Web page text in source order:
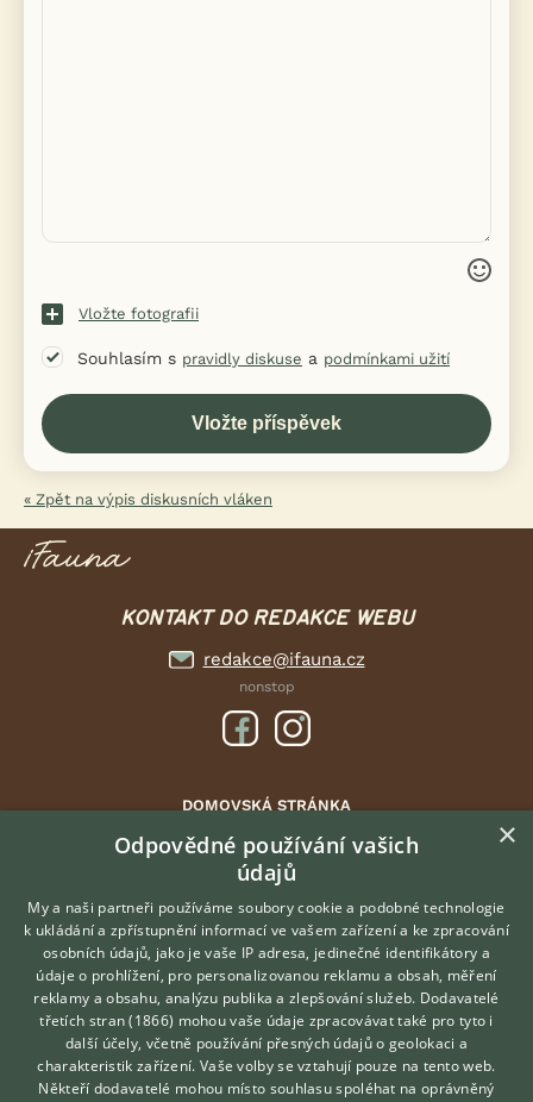
Vložte fotografii
Souhlasím s pravidly diskuse a podmínkami užití
« Zpět na výpis diskusních vláken
KONTAKT DO REDAKCE WEBU
redakce@ifauna.cz
nonstop
DOMOVSKÁ STRÁNKA
INZERCE
DISKUSE
ČLÁNKY
ATLAS
O nás
Kontakt
Možnosti zvýraznění inzerátů
Podmínky užití
Hledáte zvířecího kamaráda?
Zdarma vám poradí
VETERINÁŘ ONLINE
×
Odpovědné používání vašich
údajů
My a naši partneři používáme soubory cookie a podobné technologie
k ukládání a zpřístupnění informací ve vašem zařízení a ke zpracování
osobních údajů, jako je vaše IP adresa, jedinečné identifikátory a
údaje o prohlížení, pro personalizovanou reklamu a obsah, měření
reklamy a obsahu, analýzu publika a zlepšování služeb. Dodavatelé
třetích stran (1866) mohou vaše údaje zpracovávat také pro tyto i
další účely, včetně používání přesných údajů o geolokaci a
charakteristik zařízení. Vaše volby se vztahují pouze na tento web.
Někteří dodavatelé mohou místo souhlasu spoléhat na oprávněný